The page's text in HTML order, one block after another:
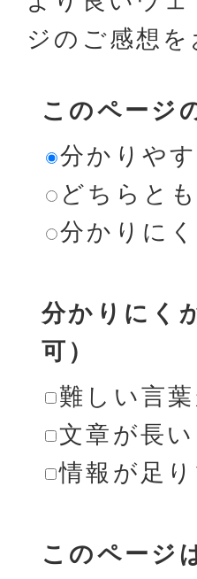
ジのご感想
このページ
分かりや
どちらと
分かりに
分かりにく
可）
難しい言
文章が長い
情報が足
このページ